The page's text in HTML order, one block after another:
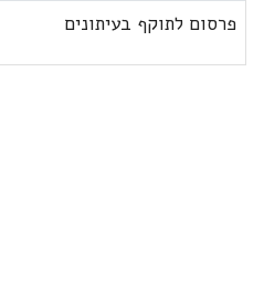
פרסום לתוקף בעיתונים